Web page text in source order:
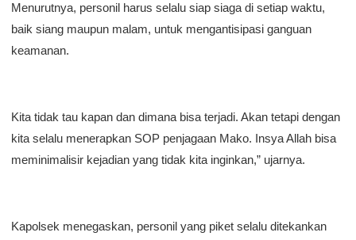
Menurutnya, personil harus selalu siap siaga di setiap waktu,
baik siang maupun malam, untuk mengantisipasi ganguan
keamanan.
Kita tidak tau kapan dan dimana bisa terjadi. Akan tetapi dengan
kita selalu menerapkan SOP penjagaan Mako. Insya Allah bisa
meminimalisir kejadian yang tidak kita inginkan,” ujarnya.
Kapolsek menegaskan, personil yang piket selalu ditekankan